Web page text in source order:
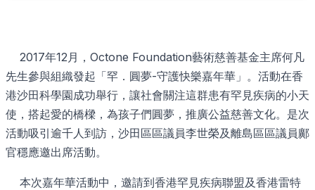
2017年12月，Octone Foundation藝術慈善基金主席何凡
先生參與組織發起「罕．圓夢-守護快樂嘉年華」。活動在香
港沙田科學園成功舉行，讓社會關注這群患有罕見疾病的小天
使，搭起愛的橋樑，為孩子們圓夢，推廣公益慈善文化。是次
活動吸引逾千人到訪，沙田區區議員李世榮及離島區區議員鄺
官穩應邀出席活動。
本次嘉年華活動中，邀請到香港罕見疾病聯盟及香港雷特